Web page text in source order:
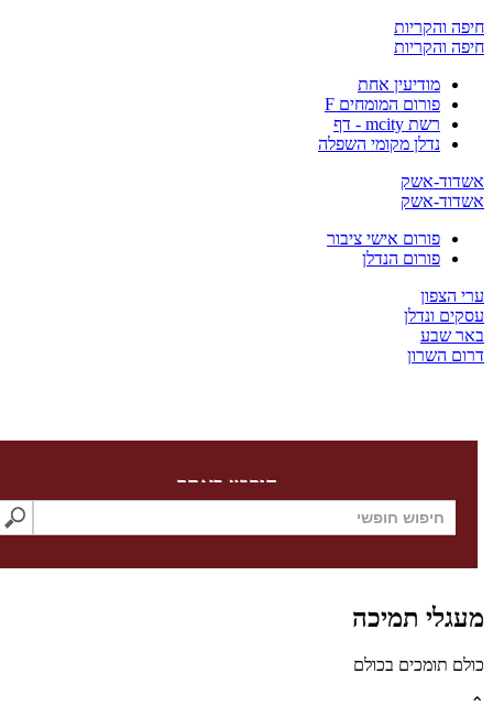
מודיעין אחת
פורום המומחים F
רשת mcity - דף
נדלן מקומי השפלה
אשק
אשק
פורום אישי ציבור
פורום הנדלן
ונדלן
חיפוש באתר
תמיכה
בכולם